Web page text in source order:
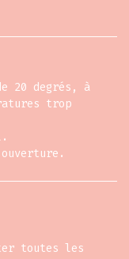
20 degrés, à
trop
toutes les